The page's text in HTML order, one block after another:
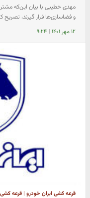
مهدی خطیبی با بیان این‌که
و فضاسازی‌ها قرار گیرند، تصریح
۱۲ مهر ۱۴۰۱ | ۹:۲۴
قرعه کشی ایران خودرو | قرعه کشی